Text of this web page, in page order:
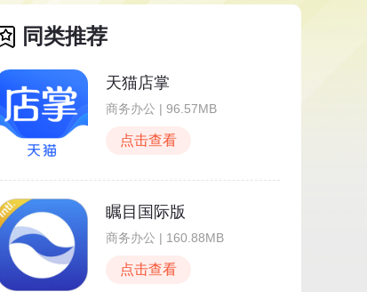
同类推荐
天猫店掌
商务办公 | 96.57MB
点击查看
瞩目国际版
商务办公 | 160.88MB
点击查看